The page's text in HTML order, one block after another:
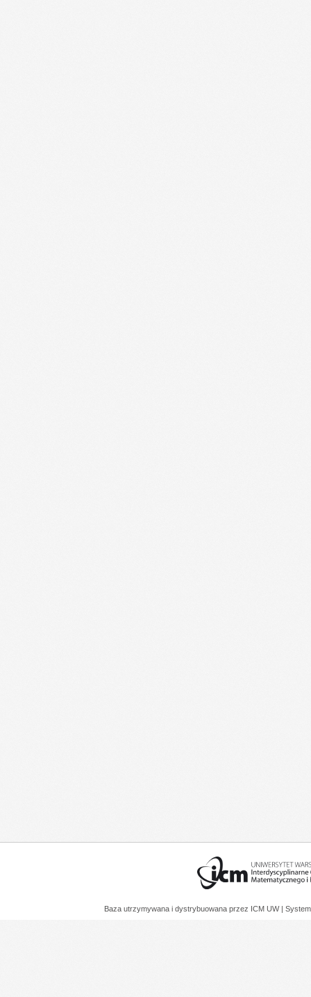
Baza utrzymywana i dystrybuowana przez ICM UW |